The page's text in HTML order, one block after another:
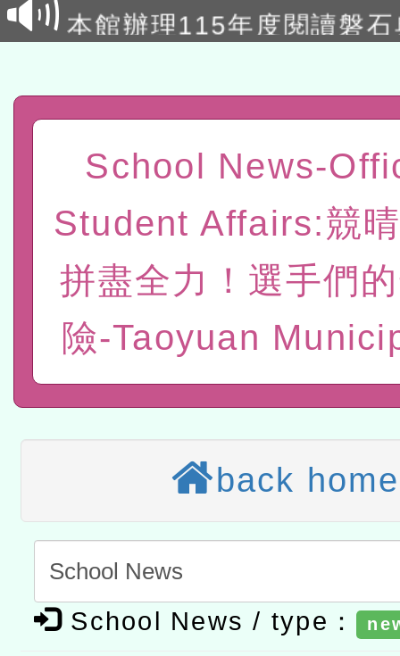
本館辦理115年度閱讀磐
程
A3數位素養講師名單
「數位內容與教學軟體線
赴陸應申請許可一案
轉知經濟部水利署委託財
研究院辦理「115年表揚
位及節水達人選拔活動」
115年8月22日(星期六)辦
市孔廟祈福系列活動—儒
2026年桃園地景藝術節教
結果公告(無人報名，續辦
適應運動共學行動站研習
本館辦理115年度閱讀磐
讀推動專業研習
科技賦能─人工智慧(AI)工
程
A3數位素養講師名單
t」
有關大陸委員會函釋公務
School News-
Student Affairs:競
拼盡全力！選手們
險-Taoyuan
back home
School News / type：